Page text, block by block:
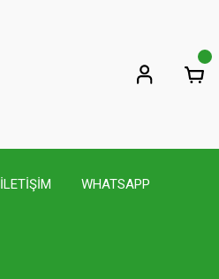
İLETİŞİM WHATSAPP